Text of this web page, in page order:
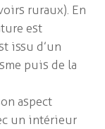
ruraux). En
est
issu d’un
puis de la
aspect
un intérieur